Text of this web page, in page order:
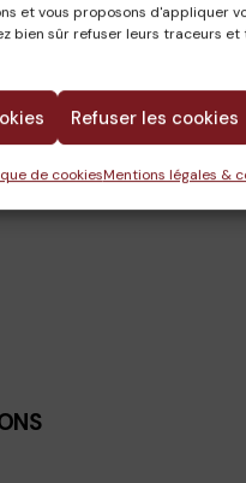
et vous proposons d'appliquer
bien sûr refuser leurs traceurs
Refuser les cookies
de cookiesMentions légales &
CAMILLE 13